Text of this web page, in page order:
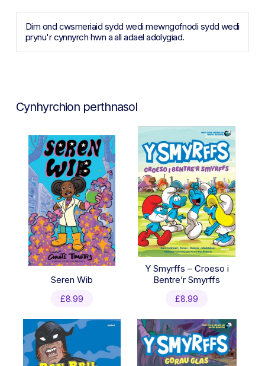
Dim ond cwsmeriaid sydd wedi mewngofnodi sydd wedi
prynu'r cynnyrch hwn a all adael adolygiad.
Cynhyrchion perthnasol
Seren Wib
£8.99
Y Smyrffs – Croeso i
Bentre’r Smyrffs
£8.99